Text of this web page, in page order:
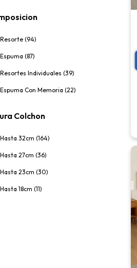
Resorte (94)
Espuma (87)
Resortes Individuales (39)
Espuma Con Memoria (22)
Colchon
Hasta 32cm (164)
Hasta 27cm (36)
Hasta 23cm (30)
Hasta 18cm (11)